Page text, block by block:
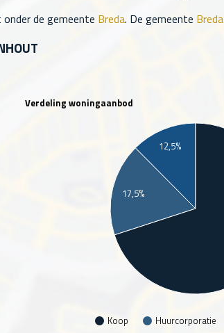
de gemeente Breda. De gemeente Breda
Verdeling woningaanbod
Koop Huurcorporatie
12,5%
17,5%